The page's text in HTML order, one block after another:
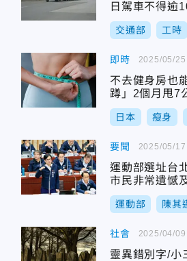
日駕車不得逾
交通部 工時
即時
不去健身房也
蹲」2個月甩7
日本 瘦身
2025/05/
要聞
運動部選址台
市民非常遺憾
運動部 陳其
2025/05/
社會
靈異錯別字/小
2025/04/